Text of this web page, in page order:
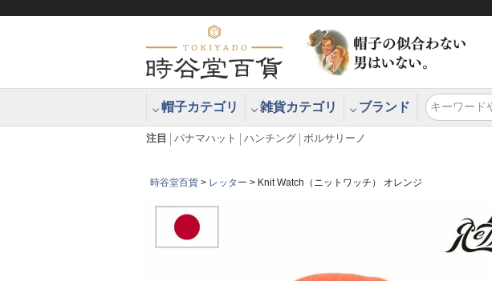
帽子カテゴリ 雑貨カテゴリ ブランド
注目 パナマハット ハンチング ボルサリーノ
時谷堂百貨 レッター Knit Watch（ニットワッチ） オレンジ